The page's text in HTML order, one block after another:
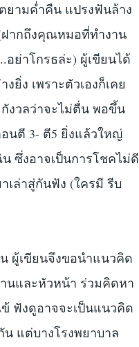
ยามค่ำคืน แปรงฟันล้าง
ฝากถึงคุณหมอที่ทำงาน
ย่าโกรธล่ะ) ผู้เขียนได้
ยิ่ง เพราะตัวเองก็เคย
งวลว่าจะไม่ตื่น พอขึ้น
นตี 3- ตี5 ยิ่งแล้วใหญ่
ซึ่งอาจเป็นการโชคไม่ดี
เล่าสู่กันฟัง (ใครมี รีบ
ผู้เขียนจึงขอนำแนวคิด
นและหัวหน้า ร่วมคิดหา
ฟังดูอาจจะเป็นแนวคิด
แต่บางโรงพยาบาล